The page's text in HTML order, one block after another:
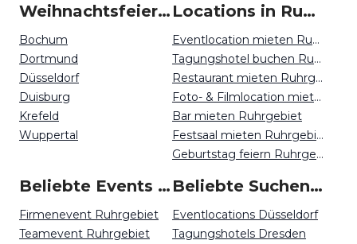
Weihnachtsfeiern um Ruhrgebiet
Bochum
Dortmund
Düsseldorf
Duisburg
Krefeld
Wuppertal
Locations in Ruhrgebiet mieten
Eventlocation mieten Ruhrgebiet
Tagungshotel buchen Ruhrgebiet
Restaurant mieten Ruhrgebiet
Foto- & Filmlocation mieten Ruhrgebiet
Bar mieten Ruhrgebiet
Festsaal mieten Ruhrgebiet
Geburtstag feiern Ruhrgebiet
Beliebte Events in Ruhrgebiet
Firmenevent Ruhrgebiet
Teamevent Ruhrgebiet
Beliebte Suchen auf Event Inc
Eventlocations Düsseldorf
Tagungshotels Dresden